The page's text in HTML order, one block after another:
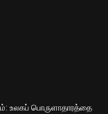
உலகப் பொருளாதாரத்தை